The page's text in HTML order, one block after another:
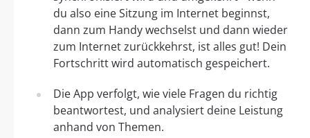
du also eine Sitzung im Internet beginnst,
dann zum Handy wechselst und dann wieder
zum Internet zurückkehrst, ist alles gut! Dein
Fortschritt wird automatisch gespeichert.
Die App verfolgt, wie viele Fragen du richtig
beantwortest, und analysiert deine Leistung
anhand von Themen.